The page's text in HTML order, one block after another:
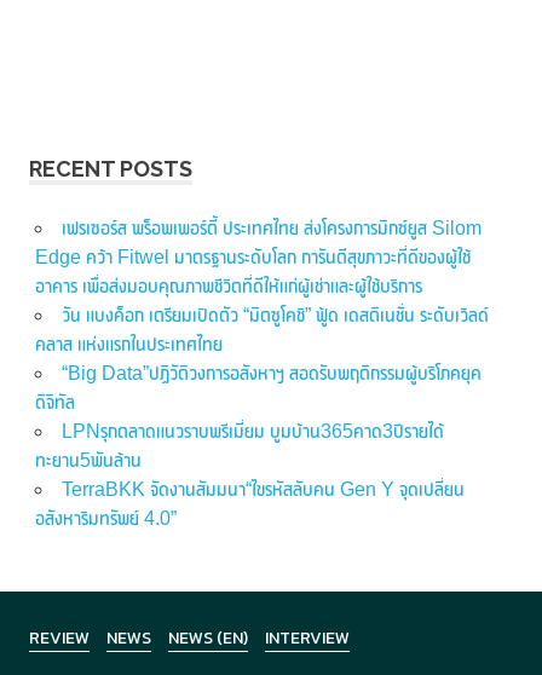
RECENT POSTS
เฟรเซอร์ส พร็อพเพอร์ตี้ ประเทศไทย ส่งโครงการมิกซ์ยูส Silom
Edge คว้า Fitwel มาตรฐานระดับโลก การันตีสุขภาวะที่ดีของผู้ใช้
อาคาร เพื่อส่งมอบคุณภาพชีวิตที่ดีให้แก่ผู้เช่าและผู้ใช้บริการ
วัน แบงค็อก เตรียมเปิดตัว “มิตซูโคชิ” ฟู้ด เดสติเนชั่น ระดับเวิลด์
คลาส แห่งแรกในประเทศไทย
“Big Data”ปฏิวัติวงการอสังหาฯ สอดรับพฤติกรรมผู้บริโภคยุค
ดิจิทัล
LPNรุกตลาดแนวราบพรีเมี่ยม บูมบ้าน365คาด3ปีรายได้
ทะยาน5พันล้าน
TerraBKK จัดงานสัมมนา“ไขรหัสลับคน Gen Y จุดเปลี่ยน
อสังหาริมทรัพย์ 4.0”
REVIEW NEWS NEWS (EN) INTERVIEW